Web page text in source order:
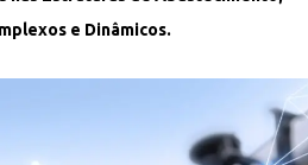
e Dinâmicos.